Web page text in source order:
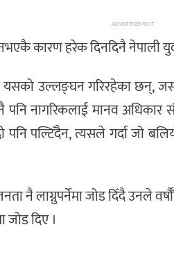
ADVERTISEMENT
कारण हरेक दिनदिनै नेपाली
नै यसको उल्लङ्घन गरिरहेका
नागरिकलाई मानव अधिकार
पनि पल्टिँदैन, त्यसले गर्दा जो
नै लाग्नुपर्नेमा जोड दिँदै उनले
दिए ।